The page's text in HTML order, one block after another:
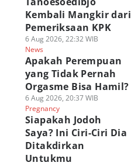
Kembali Mangkir dari
Pemeriksaan KPK
6 Aug 2026, 22:32 WIB
News
Apakah Perempuan
yang Tidak Pernah
Orgasme Bisa Hamil?
6 Aug 2026, 20:37 WIB
Pregnancy
Siapakah Jodoh
Saya? Ini Ciri-Ciri Dia
Ditakdirkan
Untukmu